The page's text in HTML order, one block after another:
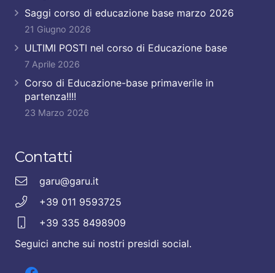
Saggi corso di educazione base marzo 2026
21 Giugno 2026
ULTIMI POSTI nel corso di Educazione base
7 Aprile 2026
Corso di Educazione-base primaverile in
partenza!!!!
23 Marzo 2026
Contatti
garu@garu.it
+39 011 9593725
+39 335 8498909
Seguici anche sui nostri presidi social.